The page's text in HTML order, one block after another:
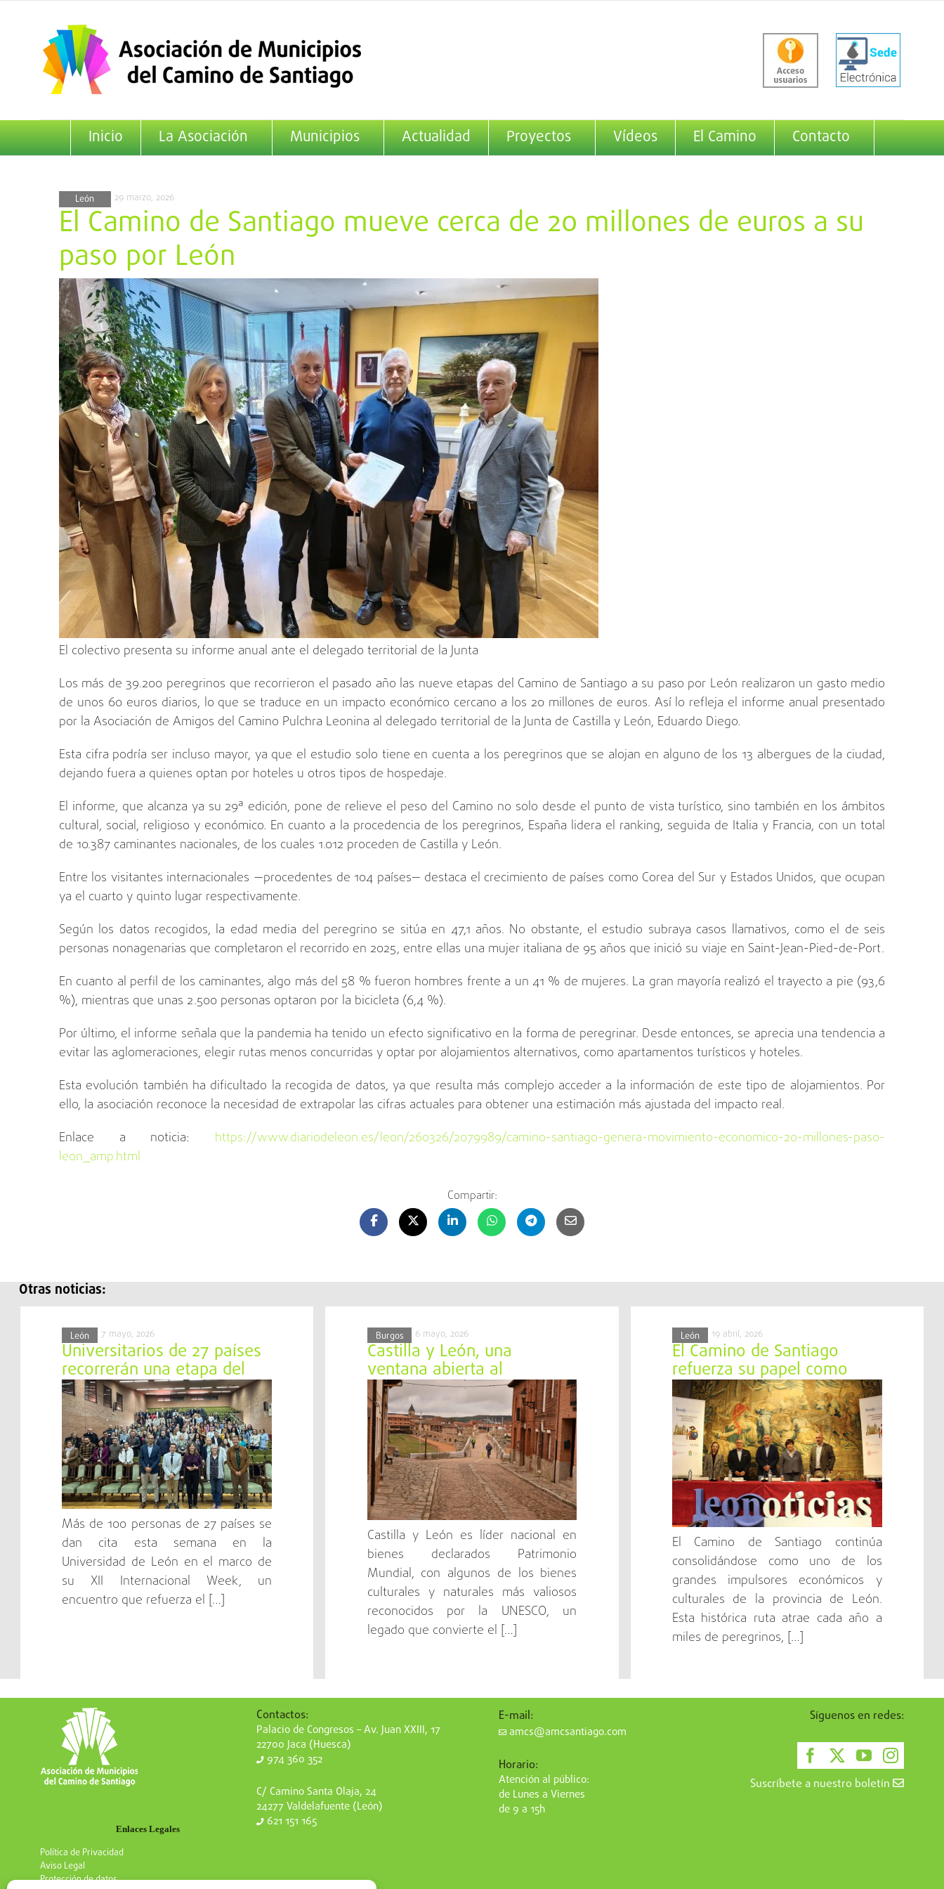
contenido
Inicio La Asociación Municipios Actualidad Proyectos Vídeos El Camino Contacto
León 29 marzo, 2026
El Camino de Santiago mueve cerca de 20 millones de euros a su
paso por León
El colectivo presenta su informe anual ante el delegado territorial de la Junta
Los más de 39.200 peregrinos que recorrieron el pasado año las nueve etapas del Camino de Santiago a su paso por León realizaron un gasto medio
de unos 60 euros diarios, lo que se traduce en un impacto económico cercano a los 20 millones de euros. Así lo refleja el informe anual presentado
por la Asociación de Amigos del Camino Pulchra Leonina al delegado territorial de laJunta de Castilla y León, Eduardo Diego.
Esta cifra podría ser incluso mayor, ya que el estudio solo tiene en cuenta a los peregrinos que se alojan en alguno de los 13 albergues de la ciudad,
dejando fuera a quienes optan por hoteles u otros tipos de hospedaje.
El informe, que alcanza ya su 29ª edición, pone de relieve el peso del Camino no solo desde el punto de vista turístico, sino también en los ámbitos
cultural, social, religioso y económico. En cuanto a la procedencia de los peregrinos, España lidera el ranking, seguida de Italia y Francia, con un total
de 10.387 caminantes nacionales, de los cuales 1.012 proceden de Castilla y León.
Entre los visitantes internacionales —procedentes de 104 países— destaca el crecimiento de países como Corea del Sur y Estados Unidos, que ocupan
ya el cuarto y quinto lugar respectivamente.
Según los datos recogidos, la edad media del peregrino se sitúa en 47,1 años. No obstante, el estudio subraya casos llamativos, como el de seis
personas nonagenarias que completaron el recorrido en 2025, entre ellas una mujer italiana de 95 años que inició su viaje en Saint-Jean-Pied-de-Port.
En cuanto al perfil de los caminantes, algo más del 58 % fueron hombres frente a un 41 % de mujeres. La gran mayoría realizó el trayecto a pie (93,6
%), mientras que unas 2.500 personas optaron por la bicicleta (6,4 %).
Por último, el informe señala que la pandemia ha tenido un efecto significativo en la forma de peregrinar. Desde entonces, se aprecia una tendencia a
evitar las aglomeraciones, elegir rutas menos concurridas y optar por alojamientos alternativos, como apartamentos turísticos y hoteles.
Esta evolución también ha dificultado la recogida de datos, ya que resulta más complejo acceder a la información de este tipo de alojamientos. Por
ello, la asociación reconoce la necesidad de extrapolar las cifras actuales para obtener una estimación más ajustada del impacto real.
Enlace a noticia: https://www.diariodeleon.es/leon/260326/2079989/camino-santiago-genera-movimiento-economico-20-millones-paso-
leon_amp.html
Compartir:
Otras noticias:
León 7 mayo, 2026
Universitarios de 27 países
recorrerán una etapa del
Camino de Santiago en el
Bierzo
Más de 100 personas de 27 países se
dan cita esta semana en la
Universidad de León en el marco de
su XII Internacional Week, un
encuentro que refuerza el […]
Burgos 6 mayo, 2026
Castilla y León, una
ventana abierta al
patrimonio que asombra al
mundo
Castilla y León es líder nacional en
bienes declarados Patrimonio
Mundial, con algunos de los bienes
culturales y naturales más valiosos
reconocidos por la UNESCO, un
legado que convierte el […]
León 19 abril, 2026
El Camino de Santiago
refuerza su papel como
motor turístico en la
provincia de León
El Camino de Santiago continúa
consolidándose como uno de los
grandes impulsores económicos y
culturales de la provincia de León.
Esta histórica ruta atrae cada año a
miles de peregrinos, […]
Enlaces Legales
Política de Privacidad
Aviso Legal
Protección de datos
Contactos:
Palacio de Congresos – Av. Juan XXIII, 17
22700 Jaca (Huesca)
974 360 352
C/ Camino Santa Olaja, 24
24277 Valdelafuente (León)
621 151 165
E-mail:
amcs@amcsantiago.com
Horario:
Atención al público:
de Lunes a Viernes
de 9 a 15h
Síguenos en redes:
Suscríbete a nuestro boletín